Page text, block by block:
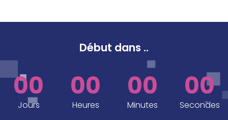
Début dans ..
00
Jours
00
Heures
00
Minutes
00
Secondes